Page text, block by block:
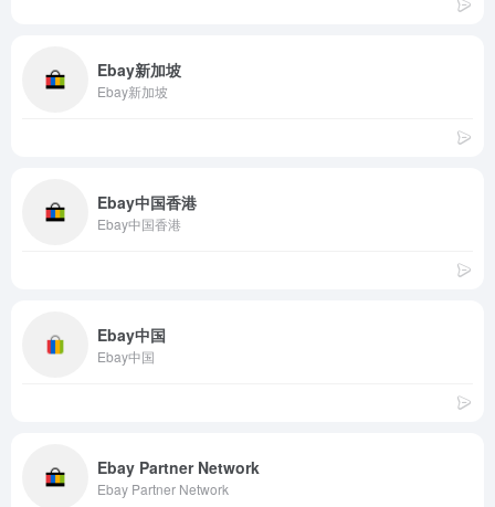
Ebay新加坡
Ebay新加坡
Ebay中国香港
Ebay中国香港
Ebay中国
Ebay中国
Ebay Partner Network
Ebay Partner Network